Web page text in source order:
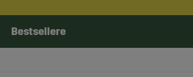
Bestsellere